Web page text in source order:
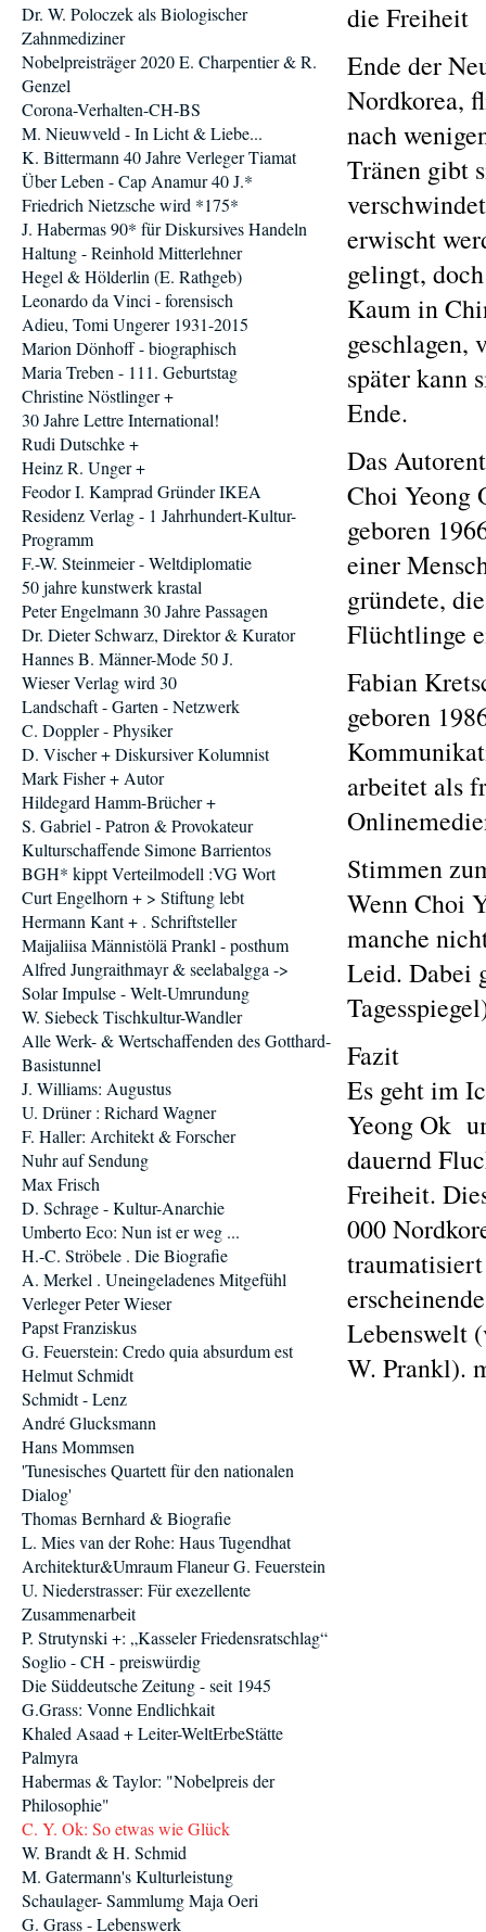
die Freiheit
Ende der
Nordkorea,
nach
Tränen gibt
erwischt
gelingt,
Kaum in
geschlagen,
später kann
Ende.
Das
Choi Yeong
geboren
einer
gründete,
Flüchtlinge
Fabian
geboren
arbeitet als
Stimmen
Wenn Choi
manche
Leid. Dabei
Fazit
Es geht im
Yeong Ok
dauernd
Freiheit.
000
Lebenswelt
W. Prankl).
Dr. W. Poloczek als Biologischer
Zahnmediziner
Nobelpreisträger 2020 E. Charpentier & R.
Genzel
Corona-Verhalten-CH-BS
M. Nieuwveld - In Licht & Liebe...
K. Bittermann 40 Jahre Verleger Tiamat
Über Leben - Cap Anamur 40 J.*
Friedrich Nietzsche wird *175*
J. Habermas 90* für Diskursives Handeln
Haltung - Reinhold Mitterlehner
Hegel & Hölderlin (E. Rathgeb)
Leonardo da Vinci - forensisch
Adieu, Tomi Ungerer 1931-2015
Marion Dönhoff - biographisch
Maria Treben - 111. Geburtstag
Christine Nöstlinger +
30 Jahre Lettre International!
Rudi Dutschke +
Heinz R. Unger +
Feodor I. Kamprad Gründer IKEA
Residenz Verlag - 1 Jahrhundert-Kultur-
Programm
F.-W. Steinmeier - Weltdiplomatie
50 jahre kunstwerk krastal
Peter Engelmann 30 Jahre Passagen
Dr. Dieter Schwarz, Direktor & Kurator
Hannes B. Männer-Mode 50 J.
Wieser Verlag wird 30
Landschaft - Garten - Netzwerk
C. Doppler - Physiker
D. Vischer + Diskursiver Kolumnist
Mark Fisher + Autor
Hildegard Hamm-Brücher +
S. Gabriel - Patron & Provokateur
Kulturschaffende Simone Barrientos
BGH* kippt Verteilmodell :VG Wort
Curt Engelhorn + > Stiftung lebt
Hermann Kant + . Schriftsteller
Maijaliisa Männistölä Prankl - posthum
Alfred Jungraithmayr & seelabalgga ->
Solar Impulse - Welt-Umrundung
W. Siebeck Tischkultur-Wandler
Alle Werk- & Wertschaffenden des Gotthard-
Basistunnel
J. Williams: Augustus
U. Drüner : Richard Wagner
F. Haller: Architekt & Forscher
Nuhr auf Sendung
Max Frisch
D. Schrage - Kultur-Anarchie
Umberto Eco: Nun ist er weg ...
H.-C. Ströbele . Die Biografie
A. Merkel . Uneingeladenes Mitgefühl
Verleger Peter Wieser
Papst Franziskus
G. Feuerstein: Credo quia absurdum est
Helmut Schmidt
Schmidt - Lenz
André Glucksmann
Hans Mommsen
'Tunesisches Quartett für den nationalen
Dialog'
Thomas Bernhard & Biografie
L. Mies van der Rohe: Haus Tugendhat
Architektur&Umraum Flaneur G. Feuerstein
U. Niederstrasser: Für exezellente
Zusammenarbeit
P. Strutynski +: „Kasseler Friedensratschlag“
Soglio - CH - preiswürdig
Die Süddeutsche Zeitung - seit 1945
G.Grass: Vonne Endlichkait
Khaled Asaad + Leiter-WeltErbeStätte
Palmyra
Habermas & Taylor: "Nobelpreis der
Philosophie"
C. Y. Ok: So etwas wie Glück
W. Brandt & H. Schmid
M. Gatermann's Kulturleistung
Schaulager- Sammlumg Maja Oeri
G. Grass - Lebenswerk